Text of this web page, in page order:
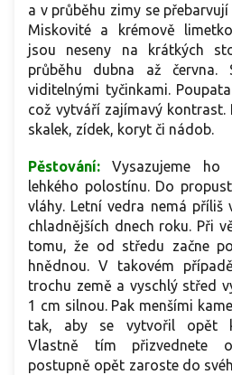
a v průběhu zimy se
Miskovité a krémově
jsou neseny na krátkých
průběhu dubna až
viditelnými tyčinkami.
což vytváří zajímavý kontrast.
skalek, zídek, koryt či nádob.
Pěstování: Vysazujeme
lehkého polostínu. Do
vláhy. Letní vedra nemá
chladnějších dnech roku. Při
tomu, že od středu začne
hnědnou. V takovém
trochu země a vyschlý střed
1 cm silnou. Pak menšími
tak, aby se vytvořil opět
Vlastně tím přizvednete
postupně opět zaroste do